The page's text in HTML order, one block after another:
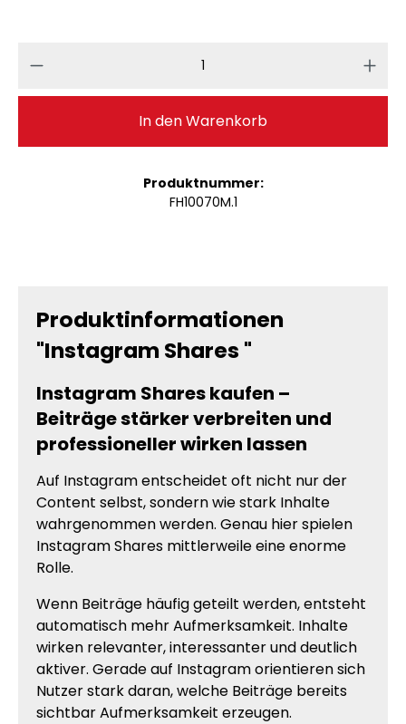
Produkt Anzahl: Gib den
In den Warenkorb
Produktnummer:
FH10070M.1
Produktinformationen
"Instagram Shares "
Instagram Shares kaufen –
Beiträge stärker verbreiten und
professioneller wirken lassen
Auf Instagram entscheidet oft nicht nur der
Content selbst, sondern wie stark Inhalte
wahrgenommen werden. Genau hier spielen
Instagram Shares mittlerweile eine enorme
Rolle.
Wenn Beiträge häufig geteilt werden, entsteht
automatisch mehr Aufmerksamkeit. Inhalte
wirken relevanter, interessanter und deutlich
aktiver. Gerade auf Instagram orientieren sich
Nutzer stark daran, welche Beiträge bereits
sichtbar Aufmerksamkeit erzeugen.